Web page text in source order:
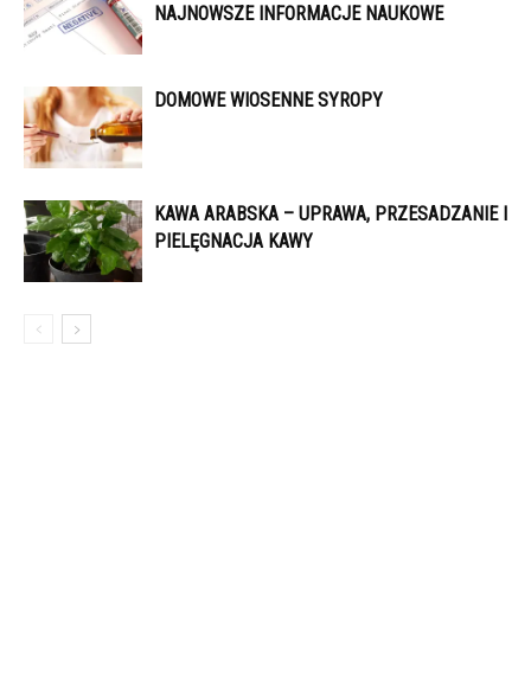
NAJNOWSZE INFORMACJE NAUKOWE
DOMOWE WIOSENNE SYROPY
KAWA ARABSKA – UPRAWA, PRZESADZANIE I
PIELĘGNACJA KAWY